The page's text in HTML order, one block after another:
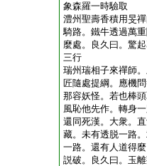
象森羅一時驗取
澧州聖壽香積用旻
騎路。鐵牛透過萬
麼處。良久曰。驚
三行
瑞州瑞相子來禪師
匠隨處提綱。應機
那容妖怪。若也棒
風恥他先作。轉身
還同死漢。大衆。
藏。未有透脱一路
一路。還有人道得
説破。良久曰。玉